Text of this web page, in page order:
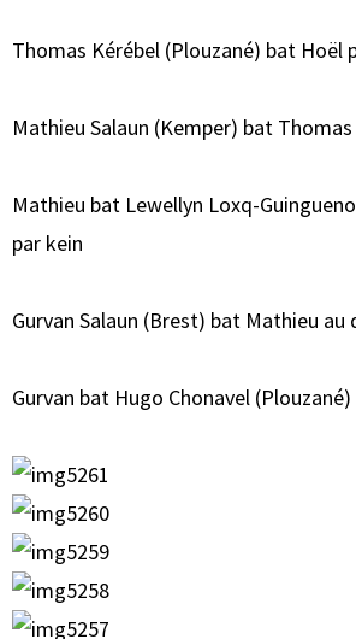
Thomas Kérébel (Plouzané) bat Hoël
Mathieu Salaun (Kemper) bat
Mathieu bat Lewellyn Loxq-
par kein
Gurvan Salaun (Brest) bat Mathieu au
Gurvan bat Hugo Chonavel